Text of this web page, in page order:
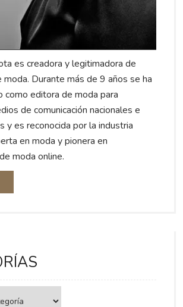
es creadora y legitimadora de
Durante más de 9 años se ha
como editora de moda para
de comunicación nacionales e
y es reconocida por la industria
en moda y pionera en
moda online.